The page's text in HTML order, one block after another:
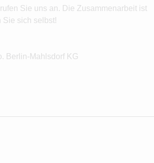
Sie uns an. Die Zusammenarbeit ist
Sie sich selbst!
Berlin-Mahlsdorf KG